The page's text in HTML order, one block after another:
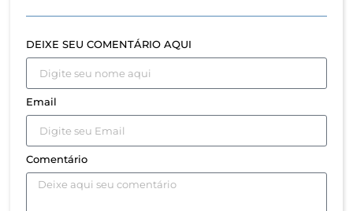
DEIXE SEU COMENTÁRIO AQUI
Email
Comentário